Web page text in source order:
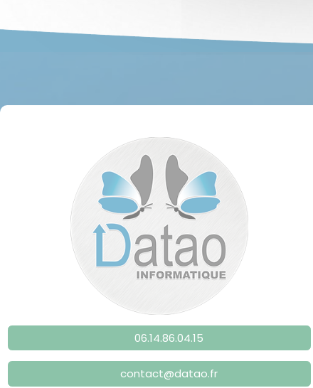
06.14.86.04.15
contact@datao.fr